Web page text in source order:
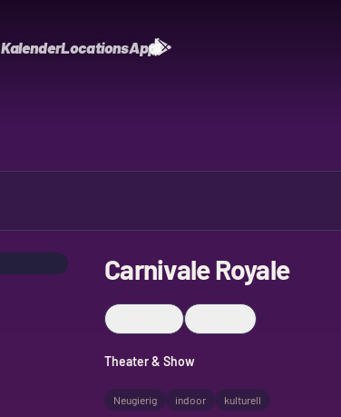
KalenderLocationsApp
Carnivale Royale
Theater & Show
Neugierig indoor kulturell